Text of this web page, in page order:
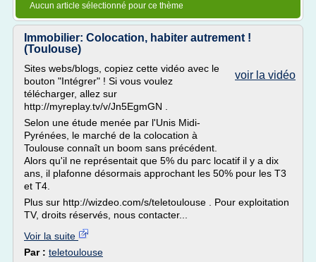
Aucun article sélectionné pour ce thème
Immobilier: Colocation, habiter autrement !
(Toulouse)
voir la vidéo
Sites webs/blogs, copiez cette vidéo avec le
bouton "Intégrer" ! Si vous voulez
télécharger, allez sur
http://myreplay.tv/v/Jn5EgmGN .
Selon une étude menée par l'Unis Midi-
Pyrénées, le marché de la colocation à
Toulouse connaît un boom sans précédent.
Alors qu'il ne représentait que 5% du parc locatif il y a dix
ans, il plafonne désormais approchant les 50% pour les T3
et T4.
Plus sur http://wizdeo.com/s/teletoulouse . Pour exploitation
TV, droits réservés, nous contacter...
Voir la suite
Par : teletoulouse